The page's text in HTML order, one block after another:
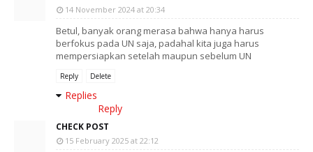
14 November 2024 at 20:34
Betul, banyak orang merasa bahwa hanya harus
berfokus pada UN saja, padahal kita juga harus
mempersiapkan setelah maupun sebelum UN
Reply Delete
Replies
Reply
CHECK POST
15 February 2025 at 22:12